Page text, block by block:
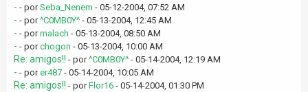
- - porSeba_Nenem - 05-12-2004, 07:52 AM
- - por^C0MB0Y^ - 05-13-2004, 12:45 AM
- - pormalach - 05-13-2004, 08:50 AM
- - porchogon - 05-13-2004, 10:00 AM
Re: amigos!! - por^C0MB0Y^ - 05-14-2004, 12:19 AM
- - porer487 - 05-14-2004, 10:05 AM
Re: amigos!! - porFlor16 - 05-14-2004, 01:30 PM